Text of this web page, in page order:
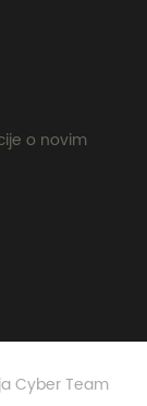
o novim
Cyber Team